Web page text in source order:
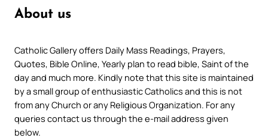
About us
Catholic Gallery offers Daily Mass Readings, Prayers,
Quotes, Bible Online, Yearly plan to read bible, Saint of the
day and much more. Kindly note that this site is maintained
by a small group of enthusiastic Catholics and this is not
from any Church or any Religious Organization. For any
queries contact us through the e-mail address given
below.